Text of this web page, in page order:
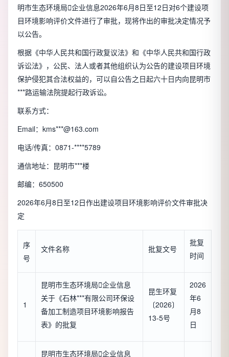
明市生态环境局企业信息2026年6月8日至12日对6个建设项
目环境影响评价文件进行了审批，现将作出的审批决定情况予
以公告。
根据《中华人民共和国行政复议法》和《中华人民共和国行政
诉讼法》，公民、法人或者其他组织认为公告的建设项目环境
保护侵犯其合法权益的，可以自公告之日起六十日内向昆明市
***路运输法院提起行政诉讼。
联系方式：
Email：kms***@163.com
电话/传真：0871-****5789
通信地址：昆明市***楼
邮编：650500
2026年6月8日至12日作出建设项目环境影响评价文件审批决
定
序
号
文件名称 批复文号
批复
时间
1
昆明市生态环境局企业信息
关于《石林***有限公司环保设
备加工制造项目环境影响报告
表》的批复
昆生环复
〔2026〕
13-5号
2026
年6
月8
日
昆明市生态环境局企业信息